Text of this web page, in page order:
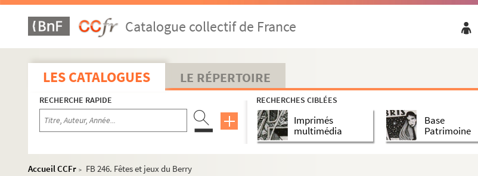
Catalogue collectif de France
LES CATALOGUES LE RÉPERTOIRE
RECHERCHE RAPIDE RECHERCHES CIBLÉES
Imprimés
multimédia
Base
Patrimoine
Accueil CCFr >
FB 246. Fêtes et jeux du Berry